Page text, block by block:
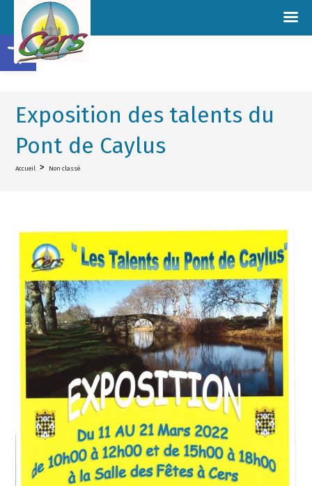
Exposition des talents du
Pont de Caylus
Accueil > Non classé
Ouvrir la barre d’outils